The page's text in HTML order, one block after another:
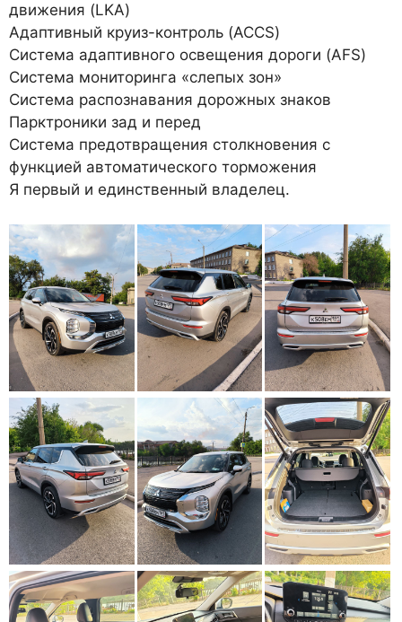
движения (LKA)
Адаптивный круиз-контроль (ACCS)
Система адаптивного освещения дороги (AFS)
Система мониторинга «слепых зон»
Система распознавания дорожных знаков
Парктроники зад и перед
Система предотвращения столкновения с
функцией автоматического торможения
Я первый и единственный владелец.